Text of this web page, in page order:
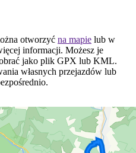
otworzyć na mapie lub w
informacji. Możesz je
jako plik GPX lub KML.
własnych przejazdów lub